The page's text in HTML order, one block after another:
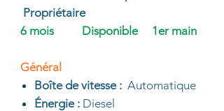
Propriétaire
6 mois Disponible 1er main
Général
Boîte de vitesse : Automatique
Énergie : Diesel